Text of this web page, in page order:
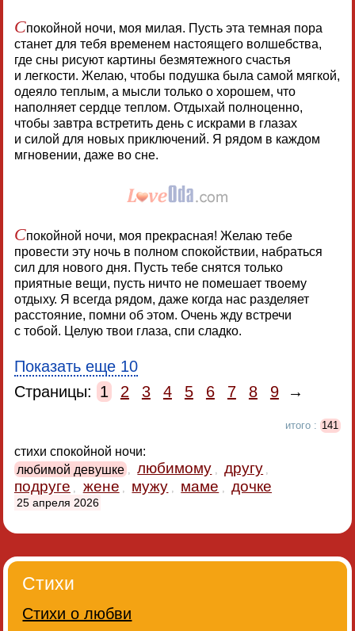
Спокойной ночи, моя милая. Пусть эта темная пора
станет для тебя временем настоящего волшебства,
где сны рисуют картины безмятежного счастья
и легкости. Желаю, чтобы подушка была самой мягкой,
одеяло теплым, а мысли только о хорошем, что
наполняет сердце теплом. Отдыхай полноценно,
чтобы завтра встретить день с искрами в глазах
и силой для новых приключений. Я рядом в каждом
мгновении, даже во сне.
Спокойной ночи, моя прекрасная! Желаю тебе
провести эту ночь в полном спокойствии, набраться
сил для нового дня. Пусть тебе снятся только
приятные вещи, пусть ничто не помешает твоему
отдыху. Я всегда рядом, даже когда нас разделяет
расстояние, помни об этом. Очень жду встречи
с тобой. Целую твои глаза, спи сладко.
Показать еще 10
Страницы: 1 2 3 4 5 6 7 8 9 →
итого : 141
стихи спокойной ночи:
любимой девушке , любимому , другу ,
подруге , жене , мужу , маме , дочке
25 апреля 2026
Стихи
Стихи о любви